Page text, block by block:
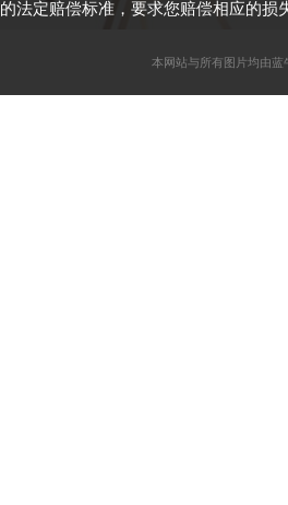
的法定赔偿标准，要求您赔偿相应的损
本网站与所有图片均由蓝